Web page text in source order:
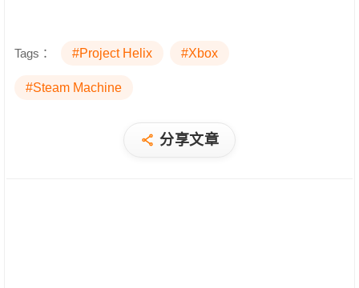
Tags： #Project Helix #Xbox
#Steam Machine
分享文章